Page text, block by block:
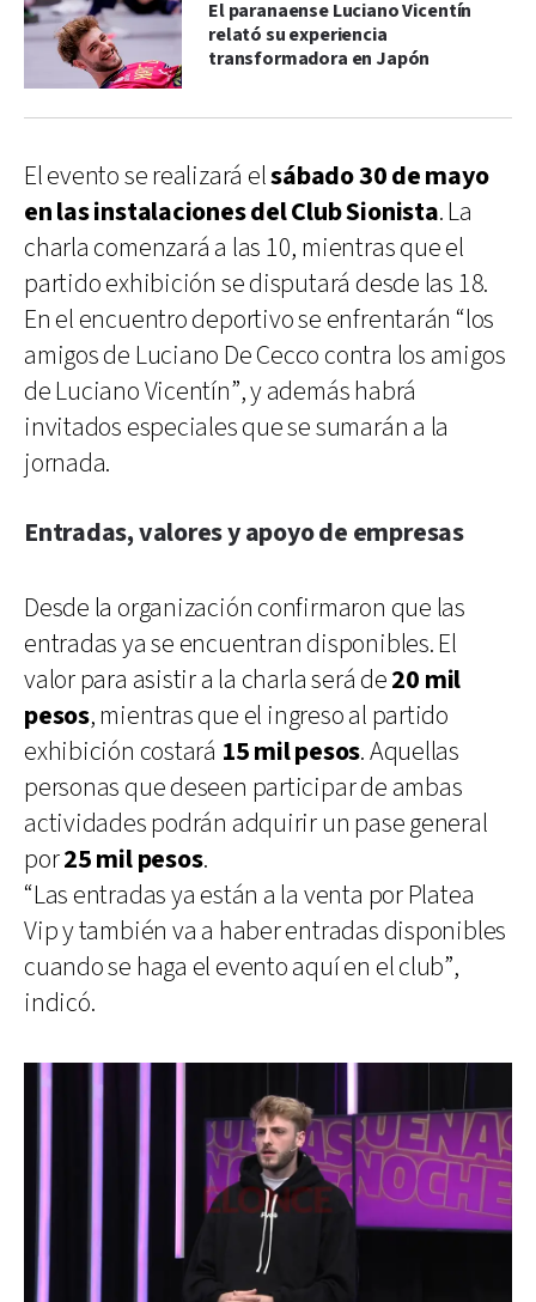
El paranaense Luciano Vicentín
relató su experiencia
transformadora en Japón
El evento se realizará elsábado 30 de mayo
en las instalaciones del Club Sionista. La
charla comenzará a las 10, mientras que el
partido exhibición se disputará desde las 18.
En el encuentro deportivo se enfrentarán “los
amigos de Luciano De Cecco contra los amigos
de Luciano Vicentín”, y además habrá
invitados especiales que se sumarán a la
jornada.
Entradas, valores y apoyo de empresas
Desde la organización confirmaron que las
entradas ya se encuentran disponibles. El
valor para asistir a la charla será de20 mil
pesos, mientras que el ingreso al partido
exhibición costará 15 mil pesos. Aquellas
personas que deseen participar de ambas
actividades podrán adquirir un pase general
por25 mil pesos.
“Las entradas ya están a la venta por Platea
Vip y también va a haber entradas disponibles
cuando se haga el evento aquí en el club”,
indicó.